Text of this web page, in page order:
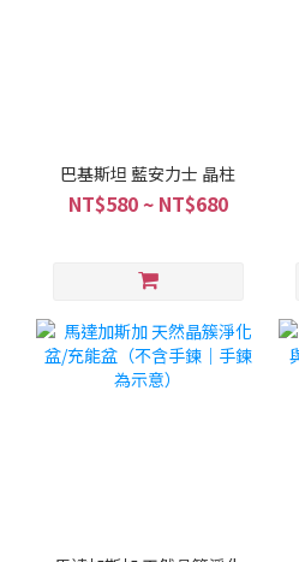
巴基斯坦 藍安力士 晶柱
NT$580 ~ NT$680